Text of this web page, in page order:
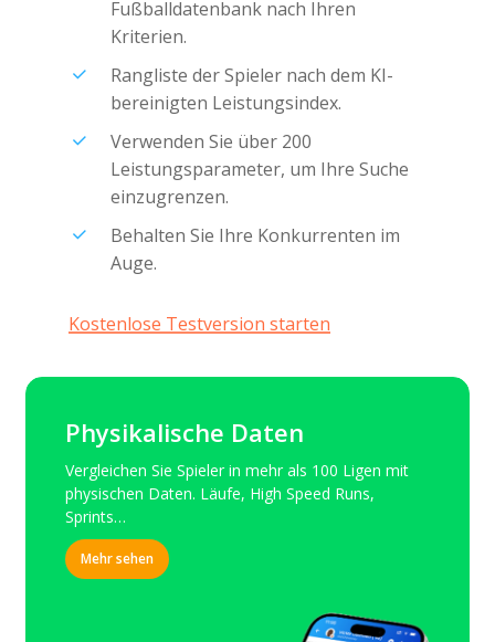
Fußballdatenbank nach Ihren
Kriterien.
Rangliste der Spieler nach dem KI-
bereinigten Leistungsindex.
Verwenden Sie über 200
Leistungsparameter, um Ihre Suche
einzugrenzen.
Behalten Sie Ihre Konkurrenten im
Auge.
Kostenlose Testversion starten
Physikalische Daten
Vergleichen Sie Spieler in mehr als 100 Ligen mit
physischen Daten. Läufe, High Speed Runs,
Sprints…
Mehr sehen